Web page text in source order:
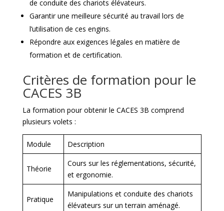
de conduite des chariots élévateurs.
Garantir une meilleure sécurité au travail lors de
l’utilisation de ces engins.
Répondre aux exigences légales en matière de
formation et de certification.
Critères de formation pour le
CACES 3B
La formation pour obtenir le CACES 3B comprend
plusieurs volets :
Module Description
Théorie
Cours sur les réglementations, sécurité,
et ergonomie.
Pratique
Manipulations et conduite des chariots
élévateurs sur un terrain aménagé.